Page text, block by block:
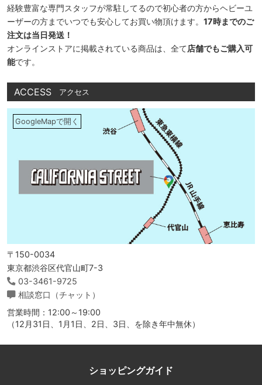
経験豊富な専門スタッフが常駐してるので初心者の方からヘビーユ
ーザーの方までいつでも安心してお買い物頂けます。 17時までのご
注文は当日発送！
オンラインストアに掲載されている商品は、全て店舗でもご購入可
能です。
ACCESS アクセス
GoogleMapで開く
〒150-0034
東京都渋谷区代官山町7-3
03-3461-9725
相談窓口（チャット）
営業時間：12:00～19:00
（12月31日、1月1日、2日、3日、を除き年中無休）
ショッピングガイド